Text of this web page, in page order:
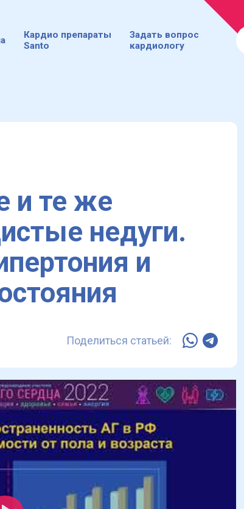
Кардио препараты
Santo
Задать вопрос
кардиологу
и те же
недуги.
и
Поделиться статьей: